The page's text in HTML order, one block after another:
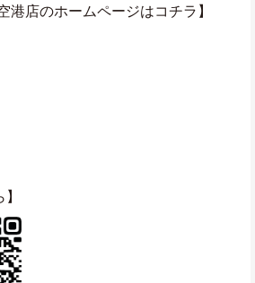
港店のホームページはコチラ】